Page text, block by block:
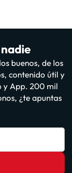
buenos, de los
contenido útil y
y App. 200 mil
¿te apuntas